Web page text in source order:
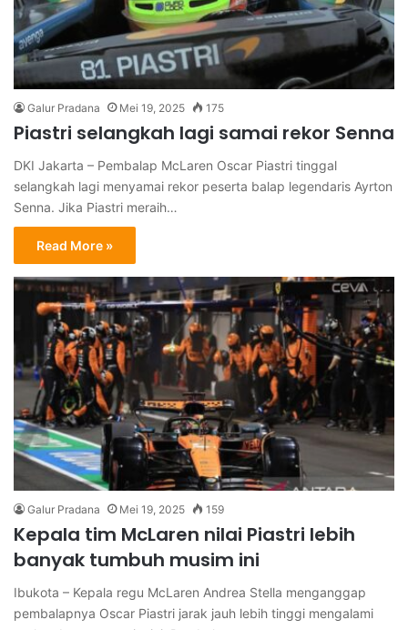
Galur Pradana Mei 19, 2025 175
Piastri selangkah lagi samai rekor Senna
DKI Jakarta – Pembalap McLaren Oscar Piastri tinggal
selangkah lagi menyamai rekor peserta balap legendaris Ayrton
Senna. Jika Piastri meraih…
Read More »
Galur Pradana Mei 19, 2025 159
Kepala tim McLaren nilai Piastri lebih
banyak tumbuh musim ini
Ibukota – Kepala regu McLaren Andrea Stella menganggap
pembalapnya Oscar Piastri jarak jauh lebih tinggi mengalami